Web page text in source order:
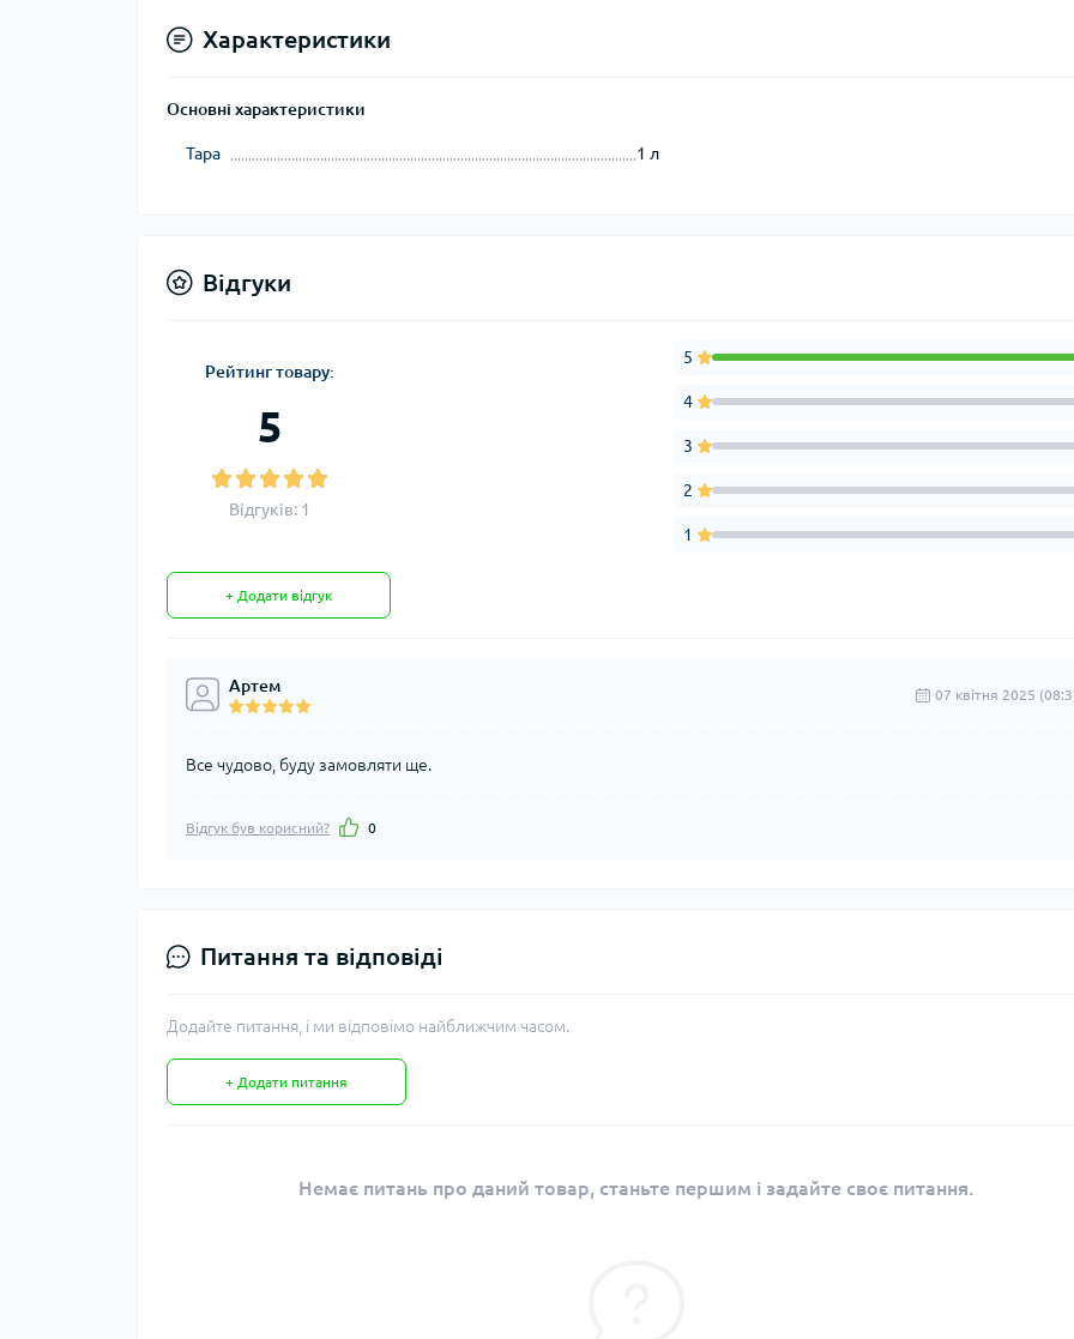
Характеристики
Основні характеристики
Тара 1 л
Відгуки
Рейтинг товару:
5
Відгуків: 1
5
4
3
2
1
+ Додати відгук
Артем 07 квітня 2025
Все чудово, буду замовляти ще.
Відгук був корисний? 0
Питання та відповіді
Додайте питання, і ми відповімо найближчим часом.
+ Додати питання
Немає питань про даний товар, станьте першим і задайте своє питання.